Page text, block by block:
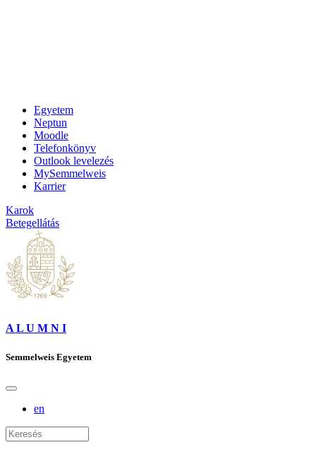
Egyetem
Neptun
Moodle
Telefonkönyv
Outlook levelezés
MySemmelweis
Karrier
Karok
Betegellátás
A L U M N I
Semmelweis Egyetem
en